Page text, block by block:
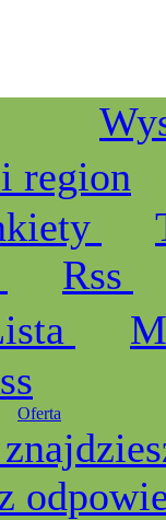
region
Rss
Oferta